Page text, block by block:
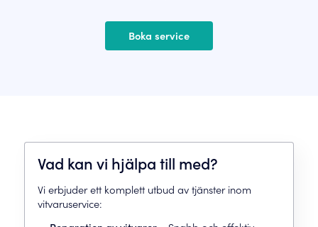
Boka service
Vad kan vi hjälpa till med?
Vi erbjuder ett komplett utbud av tjänster inom
vitvaruservice: